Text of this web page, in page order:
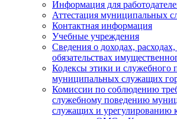
Информация для
Аттестация муниципальных
Контактная информация
Учебные учреждения
Сведения о доходах,
обязательствах
Кодексы этики и служебного
муниципальных служащих
Комиссии по соблюдению
служебному поведению
служащих и урегулированию